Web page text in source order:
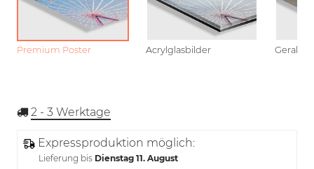
Premium Poster Acrylglasbilder
2 - 3 Werktage
Expressproduktion möglich:
Lieferung bis Dienstag 11. August